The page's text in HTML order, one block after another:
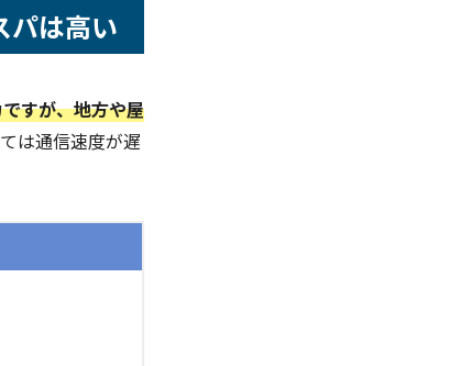
パは高い
すが、地方や屋
は通信速度が遅